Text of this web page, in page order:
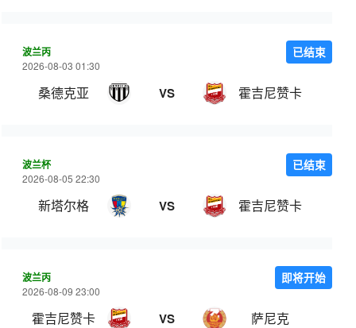
波兰丙
2026-08-03 01:30
桑德克亚 VS 霍吉尼赞卡
已结束
波兰杯
2026-08-05 22:30
新塔尔格 VS 霍吉尼赞卡
已结束
波兰丙
2026-08-09 23:00
霍吉尼赞卡 VS 萨尼克
即将开始